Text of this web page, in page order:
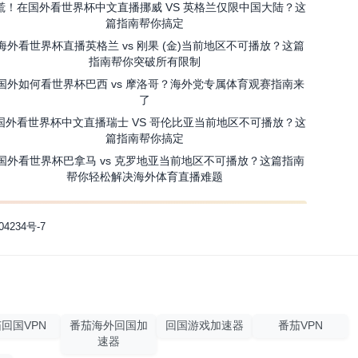
！在国外看世界杯中文直播挪威 VS 英格兰仅限中国大陆？这
篇指南帮你搞定
外看世界杯直播英格兰 vs 刚果 (金)当前地区不可播放？这篇
指南帮你突破所有限制
外如何看世界杯巴西 vs 摩洛哥？海外党专属体育观赛指南来
了
外看世界杯中文直播瑞士 VS 哥伦比亚当前地区不可播放？这
篇指南帮你搞定
外看世界杯巴拿马 vs 克罗地亚当前地区不可播放？这篇指南
帮你轻松解决海外体育直播难题
号-7
国VPN
番茄海外回国加
速器
回国游戏加速器 番茄VPN